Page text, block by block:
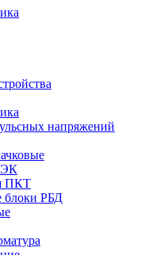
напряжений
ПКТ
блоки РБД